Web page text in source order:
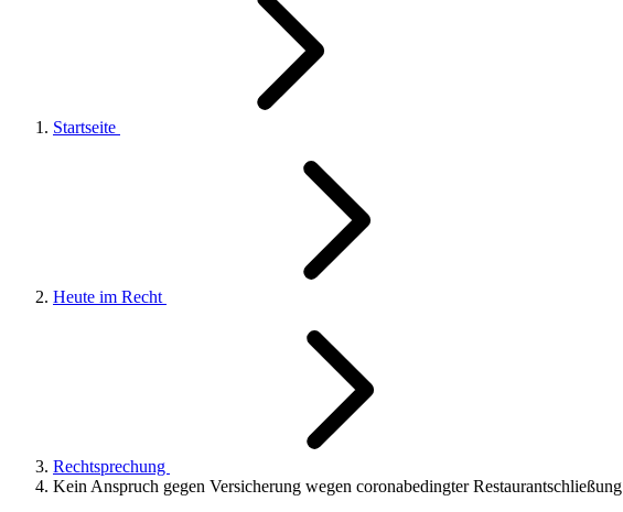
Startseite
Heute im Recht
Rechtsprechung
Kein Anspruch gegen Versicherung wegen coronabedingter Restaurantschließung